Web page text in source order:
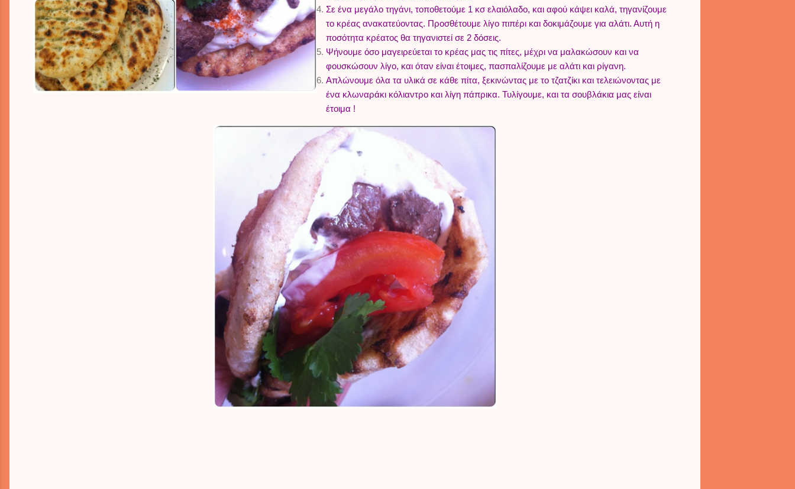
Σε ένα μεγάλο τηγάνι, τοποθετούμε 1 κσ ελαιόλαδο, και αφού κάψει καλά, τηγανίζουμε
το κρέας ανακατεύοντας. Προσθέτουμε λίγο πιπέρι και δοκιμάζουμε για αλάτι. Αυτή η
ποσότητα κρέατος θα τηγανιστεί σε 2 δόσεις.
Ψήνουμε όσο μαγειρεύεται το κρέας μας τις πίτες, μέχρι να μαλακώσουν και να
φουσκώσουν λίγο, και όταν είναι έτοιμες, πασπαλίζουμε με αλάτι και ρίγανη.
Απλώνουμε όλα τα υλικά σε κάθε πίτα, ξεκινώντας με το τζατζίκι και τελειώνοντας με
ένα κλωναράκι κόλιαντρο και λίγη πάπρικα. Τυλίγουμε, και τα σουβλάκια μας είναι
έτοιμα !